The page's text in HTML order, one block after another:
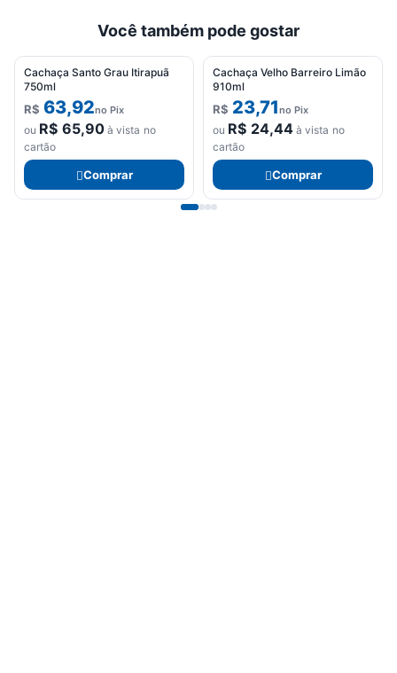
Você também pode gostar
Cachaça Santo Grau Itirapuã
750ml
R$ 63,92no Pix
ou R$ 65,90à vista no
cartão
Comprar
Cachaça Velho Barreiro Limão
910ml
R$ 23,71no Pix
ou R$ 24,44à vista no
cartão
Comprar